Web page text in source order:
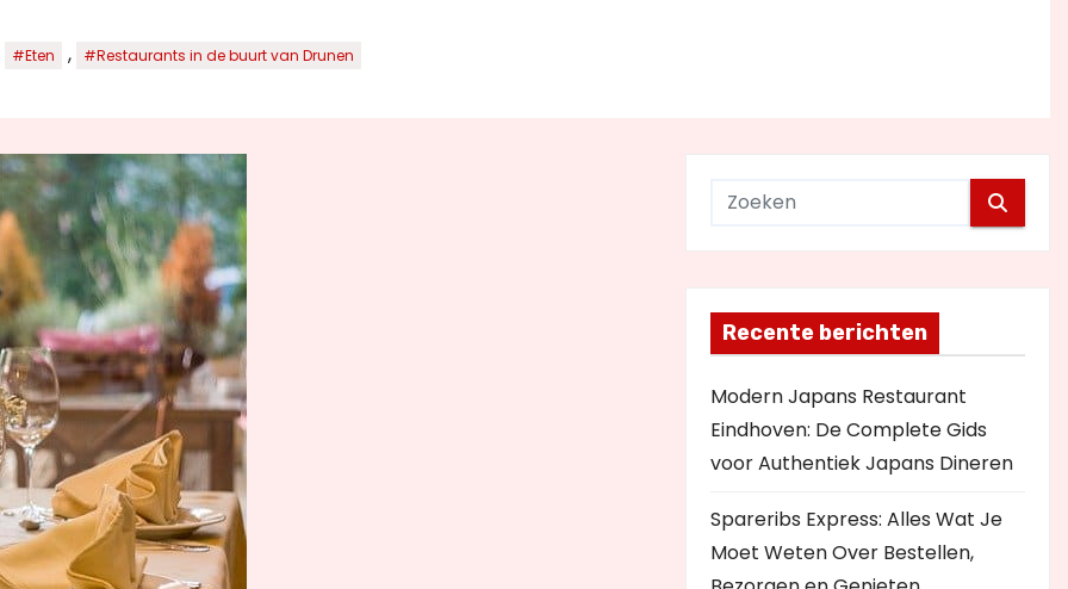
#Eten , #Restaurants in de buurt van Drunen
Recente berichten
Modern Japans Restaurant
Eindhoven: De Complete Gids
voor Authentiek Japans Dineren
Spareribs Express: Alles Wat Je
Moet Weten Over Bestellen,